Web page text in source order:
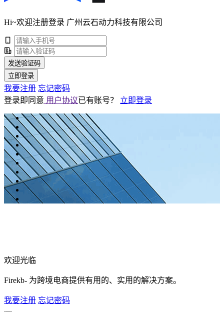
Hi~欢迎注册登录 广州云石动力科技有限公司
发送验证码
立即登录
我要注册 忘记密码
登录即同意 用户协议已有账号？ 立即登录
欢迎光临
Firekb- 为跨境电商提供有用的、实用的解决方案。
我要注册 忘记密码